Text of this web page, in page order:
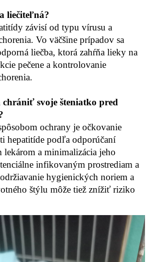
liečiteľná?
závisí od typu vírusu a
Vo väčšine prípadov sa
liečba, ktorá zahŕňa lieky na
pečene a kontrolovanie
chrániť svoje šteniatko pred
ochrany je očkovanie
hepatitíde podľa odporúčaní
lekárom a minimalizácia jeho
infikovaným prostrediam a
hygienických noriem a
štýlu môže tiež znížiť riziko